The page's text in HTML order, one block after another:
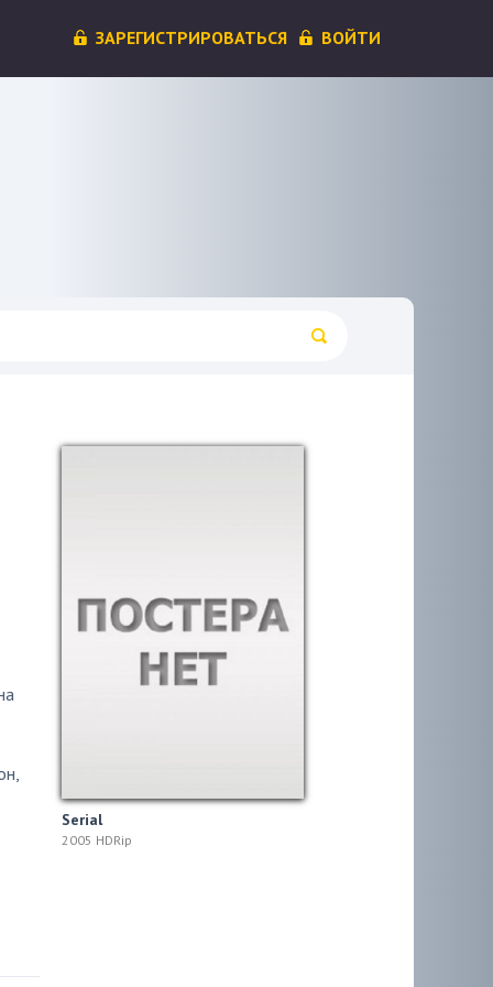
ЗАРЕГИСТРИРОВАТЬСЯ ВОЙТИ
,
Serial
2005 HDRip